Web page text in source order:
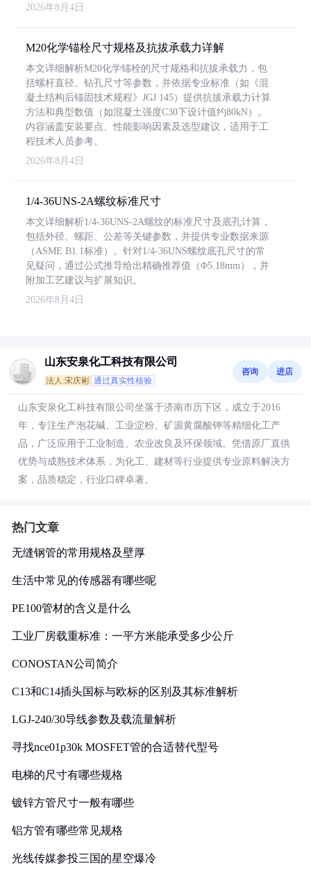
2026年8月4日
M20化学锚栓尺寸规格及抗拔承载力详解
本文详细解析M20化学锚栓的尺寸规格和抗拔承载力，包
括螺杆直径、钻孔尺寸等参数，并依据专业标准（如《混
凝土结构后锚固技术规程》JGJ 145）提供抗拔承载力计算
方法和典型数值（如混凝土强度C30下设计值约80kN）。
内容涵盖安装要点、性能影响因素及选型建议，适用于工
程技术人员参考。
2026年8月4日
1/4-36UNS-2A螺纹标准尺寸
本文详细解析1/4-36UNS-2A螺纹的标准尺寸及底孔计算，
包括外径、螺距、公差等关键参数，并提供专业数据来源
（ASME B1.1标准）。针对1/4-36UNS螺纹底孔尺寸的常
见疑问，通过公式推导给出精确推荐值（Φ5.18mm），并
附加工艺建议与扩展知识。
2026年8月4日
山东安泉化工科技有限公司
法人:宋庆彬 通过真实性核验
咨询 进店
山东安泉化工科技有限公司坐落于济南市历下区，成立于2016
年，专注生产泡花碱、工业淀粉、矿源黄腐酸钾等精细化工产
品，广泛应用于工业制造、农业改良及环保领域。凭借原厂直供
优势与成熟技术体系，为化工、建材等行业提供专业原料解决方
案，品质稳定，行业口碑卓著。
热门文章
无缝钢管的常用规格及壁厚
生活中常见的传感器有哪些呢
PE100管材的含义是什么
工业厂房载重标准：一平方米能承受多少公斤
CONOSTAN公司简介
C13和C14插头国标与欧标的区别及其标准解析
LGJ-240/30导线参数及载流量解析
寻找nce01p30k MOSFET管的合适替代型号
电梯的尺寸有哪些规格
镀锌方管尺寸一般有哪些
铝方管有哪些常见规格
光线传媒参投三国的星空爆冷